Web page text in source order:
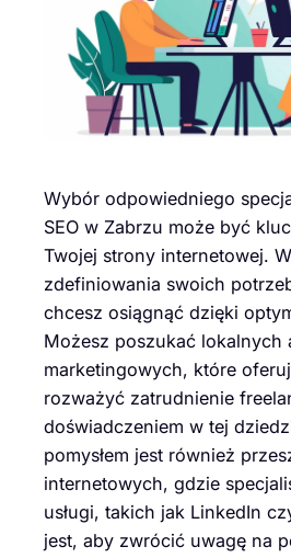
Wybór odpowiedniego
SEO w Zabrzu może być
Twojej strony internetowej.
zdefiniowania swoich
chcesz osiągnąć dzięki
Możesz poszukać lokalnych
marketingowych, które
rozważyć zatrudnienie
doświadczeniem w tej
pomysłem jest również
internetowych, gdzie
usługi, takich jak LinkedIn
jest, aby zwrócić uwagę na